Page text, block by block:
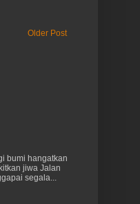
Older Post
bumi hangatkan
jiwa Jalan
segala...